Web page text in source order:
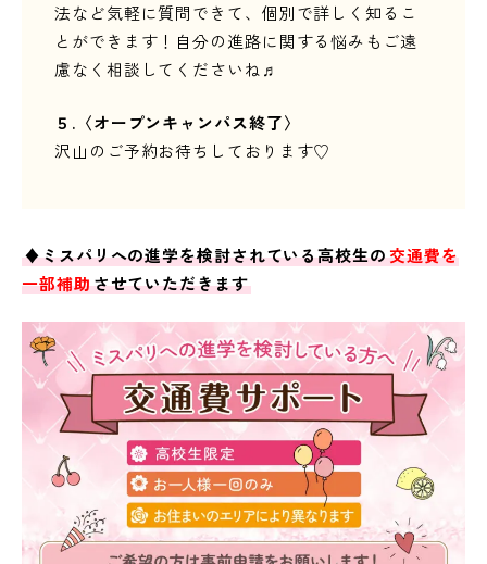
法など気軽に質問できて、個別で詳しく知るこ
とができます！自分の進路に関する悩みもご遠
慮なく相談してくださいね♬
５.〈オープンキャンパス終了〉
沢山のご予約お待ちしております♡
♦ミスパリへの進学を検討されている高校生の交通費を
一部補助させていただきます